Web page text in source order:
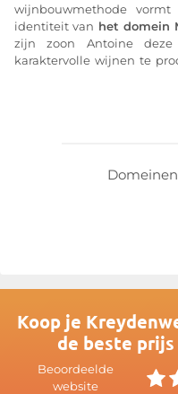
wijnbouwmethode
identiteit van het domein
zijn zoon Antoine
karaktervolle wijnen te
domein Marc
Koop je
de beste
Beoordeelde
website